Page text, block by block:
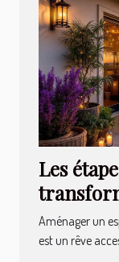
Les
havre
Aménager un
est un rêve